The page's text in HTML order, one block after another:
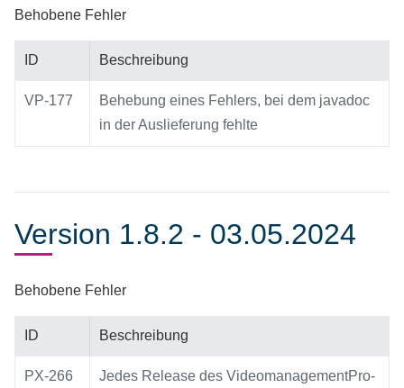
Behobene Fehler
ID Beschreibung
VP-177
Behebung eines Fehlers, bei dem javadoc
in der Auslieferung fehlte
Version 1.8.2 - 03.05.2024
Behobene Fehler
ID Beschreibung
PX-266
Jedes Release des VideomanagementPro-